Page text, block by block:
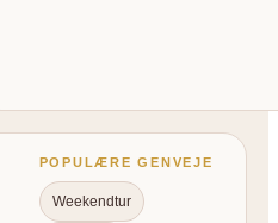
POPULÆRE GENVEJE
Weekendtur